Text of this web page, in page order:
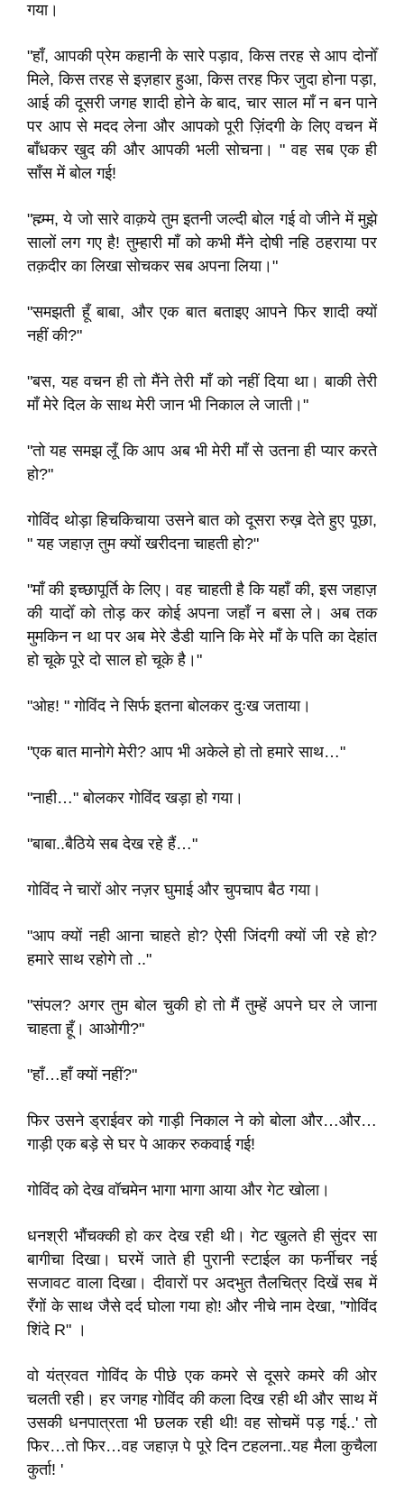
गया।
"हाँ, आपकी प्रेम कहानी के सारे पड़ाव, किस तरह से आप दोनोँ
मिले, किस तरह से इज़हार हुआ, किस तरह फिर जुदा होना पड़ा,
आई की दूसरी जगह शादी होने के बाद, चार साल माँ न बन पाने
पर आप से मदद लेना और आपको पूरी ज़िंदगी के लिए वचन में
बाँधकर खुद की और आपकी भली सोचना। " वह सब एक ही
साँस में बोल गई!
"ह्म्म्म, ये जो सारे वाक़ये तुम इतनी जल्दी बोल गई वो जीने में मुझे
सालों लग गए है! तुम्हारी माँ को कभी मैंने दोषी नहि ठहराया पर
तक़दीर का लिखा सोचकर सब अपना लिया।"
"समझती हूँ बाबा, और एक बात बताइए आपने फिर शादी क्यों
नहीं की?"
"बस, यह वचन ही तो मैंने तेरी माँ को नहीं दिया था। बाकी तेरी
माँ मेरे दिल के साथ मेरी जान भी निकाल ले जाती।"
"तो यह समझ लूँ कि आप अब भी मेरी माँ से उतना ही प्यार करते
हो?"
गोविंद थोड़ा हिचकिचाया उसने बात को दूसरा रुख़ देते हुए पूछा,
" यह जहाज़ तुम क्यों खरीदना चाहती हो?"
"माँ की इच्छापूर्ति के लिए। वह चाहती है कि यहाँ की, इस जहाज़
की यादोँ को तोड़ कर कोई अपना जहाँ न बसा ले। अब तक
मुमकिन न था पर अब मेरे डैडी यानि कि मेरे माँ के पति का देहांत
हो चूके पूरे दो साल हो चूके है।"
"ओह! " गोविंद ने सिर्फ इतना बोलकर दुःख जताया।
"एक बात मानोगे मेरी? आप भी अकेले हो तो हमारे साथ…"
"नाही…" बोलकर गोविंद खड़ा हो गया।
"बाबा..बैठिये सब देख रहे हैं…"
गोविंद ने चारों ओर नज़र घुमाई और चुपचाप बैठ गया।
"आप क्यों नही आना चाहते हो? ऐसी जिंदगी क्यों जी रहे हो?
हमारे साथ रहोगे तो .."
"संपल? अगर तुम बोल चुकी हो तो मैं तुम्हें अपने घर ले जाना
चाहता हूँ। आओगी?"
"हाँ…हाँ क्यों नहीं?"
फिर उसने ड्राईवर को गाड़ी निकाल ने को बोला और…और…
गाड़ी एक बड़े से घर पे आकर रुकवाई गई!
गोविंद को देख वॉचमेन भागा भागा आया और गेट खोला।
धनश्री भौंचक्की हो कर देख रही थी। गेट खुलते ही सुंदर सा
बागीचा दिखा। घरमें जाते ही पुरानी स्टाईल का फर्नीचर नई
सजावट वाला दिखा। दीवारों पर अदभुत तैलचित्र दिखें सब में
रँगों के साथ जैसे दर्द घोला गया हो! और नीचे नाम देखा, "गोविंद
शिंदे R" ।
वो यंत्रवत गोविंद के पीछे एक कमरे से दूसरे कमरे की ओर
चलती रही। हर जगह गोविंद की कला दिख रही थी और साथ में
उसकी धनपात्रता भी छलक रही थी! वह सोचमें पड़ गई..' तो
फिर…तो फिर…वह जहाज़ पे पूरे दिन टहलना..यह मैला कुचैला
कुर्ता! '